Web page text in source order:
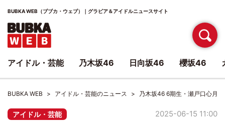
BUBKA WEB（ブブカ・ウェブ）｜グラビア＆アイドルニュースサイト
BUBKA WEB アイドル・芸能のニュース 乃木坂46 6期生・瀬戸口心月
アイドル・芸能 2025-06-15 11:00
アイドル・芸能 乃木坂46 日向坂46 櫻坂46